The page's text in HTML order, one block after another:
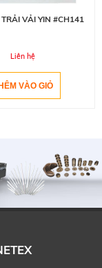
VẢI YIN #CH141
Liên hệ